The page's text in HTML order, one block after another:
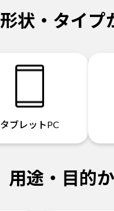
形状・タイプ
タブレットPC
用途・目的